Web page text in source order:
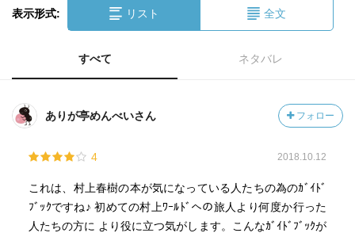
表示形式: リスト 全文
すべて ネタバレ
ありが亭めんべいさん フォロー
4 2018.10.12
これは、村上春樹の本が気になっている人たちの為のｶﾞｲﾄﾞ
ﾌﾞｯｸですね♪ 初めての村上ﾜｰﾙﾄﾞへの旅人より何度か行った
人たちの方に より役に立つ気がします。こんなｶﾞｲﾄﾞﾌﾞｯｸが